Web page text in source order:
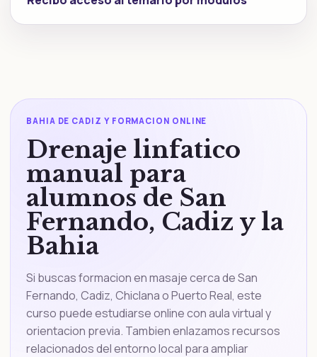
BAHIA DE CADIZ Y FORMACION ONLINE
Drenaje linfatico
manual para
alumnos de San
Fernando, Cadiz y la
Bahia
Si buscas formacion en masaje cerca de San
Fernando, Cadiz, Chiclana o Puerto Real, este
curso puede estudiarse online con aula virtual y
orientacion previa. Tambien enlazamos recursos
relacionados del entorno local para ampliar